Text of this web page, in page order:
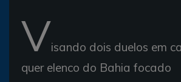
Visando dois duelos em
quer elenco do Bahia focado